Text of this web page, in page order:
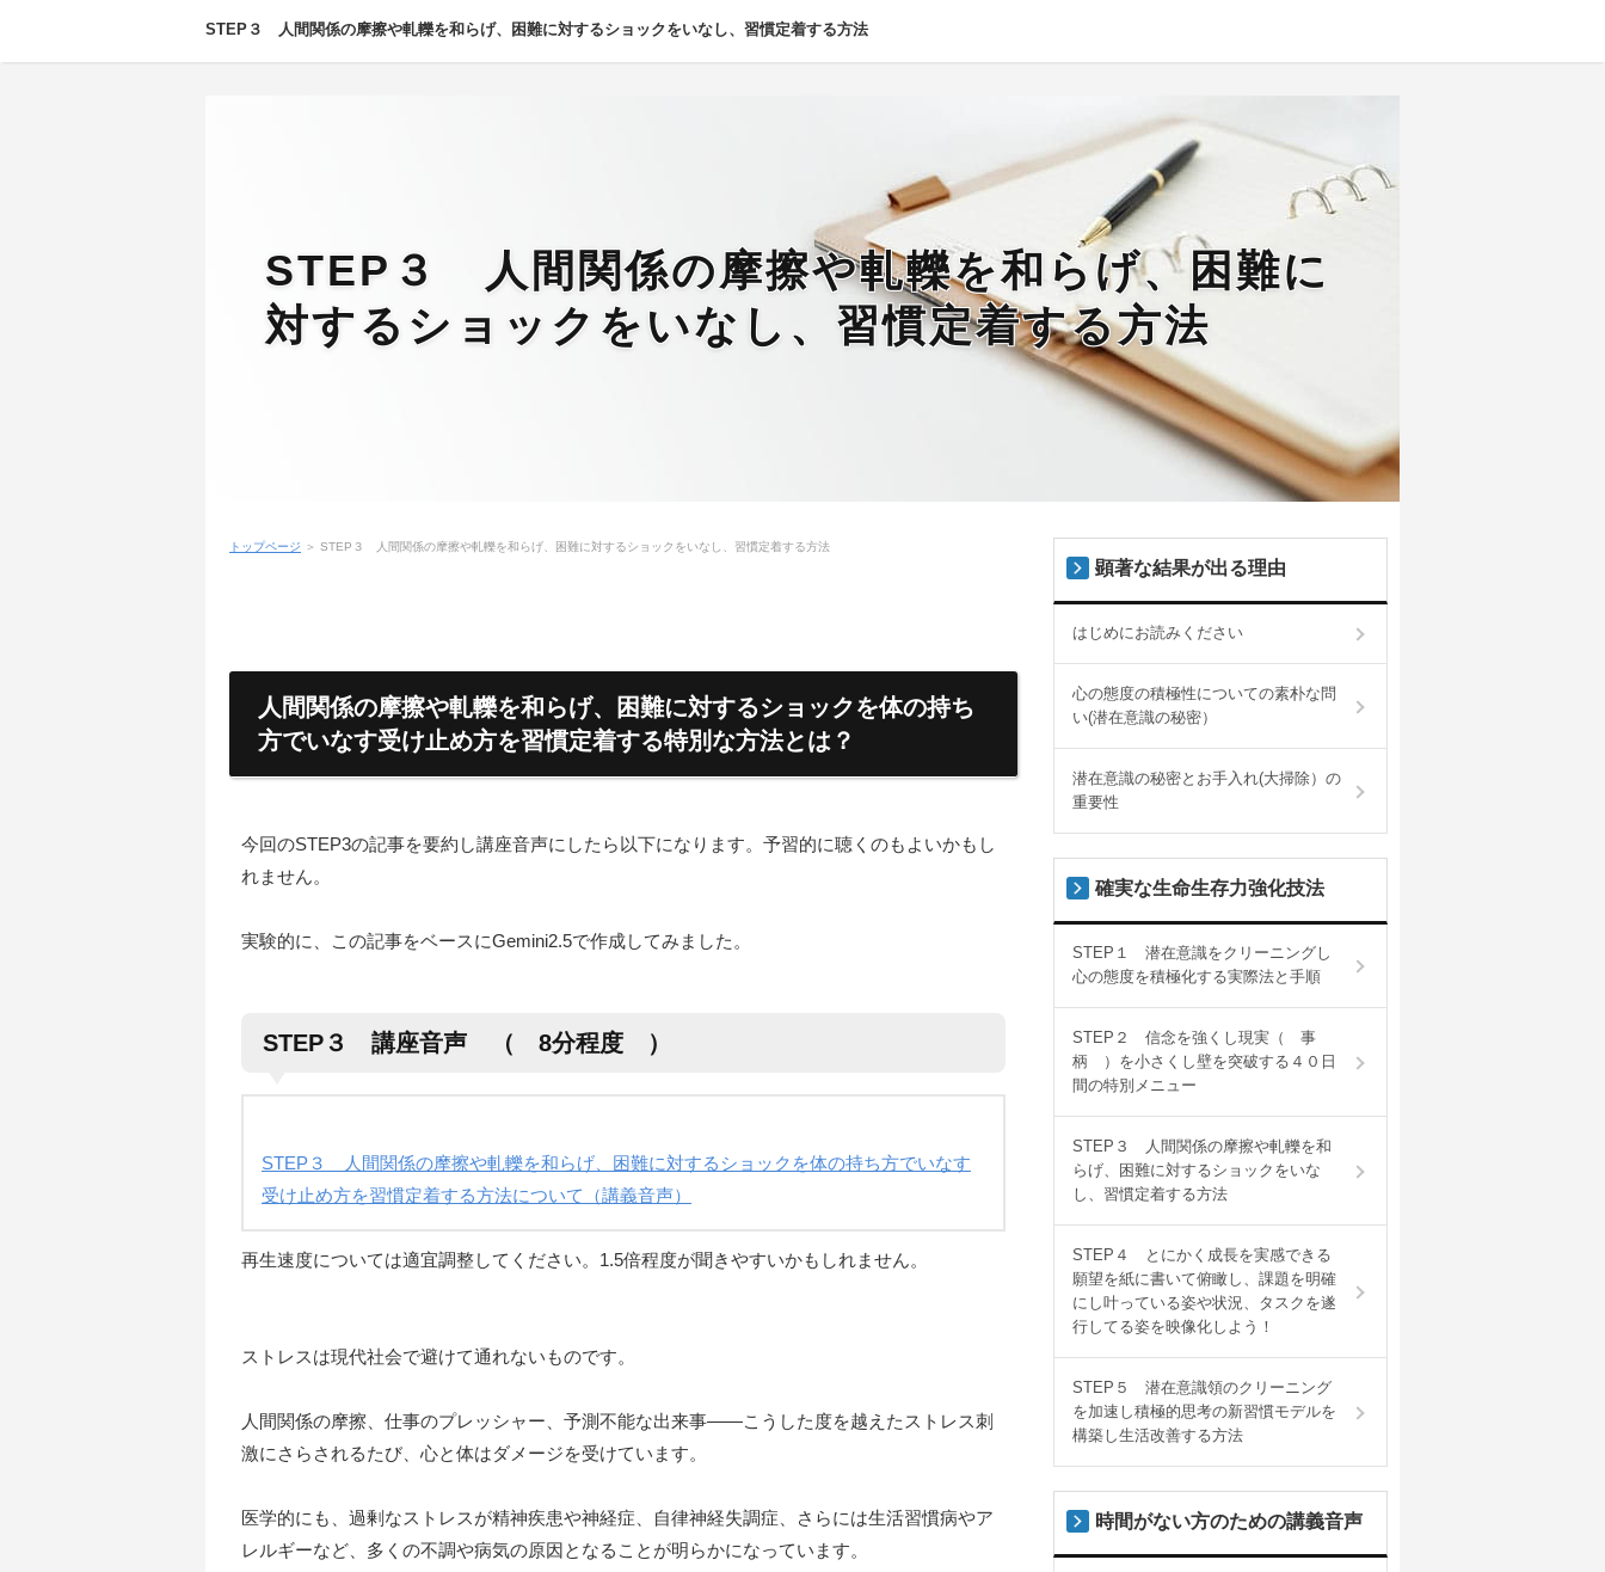
STEP３ 人間関係の摩擦や軋轢を和らげ、困難に対するショックをいなし、習慣定着する方法
STEP３ 人間関係の摩擦や軋轢を和らげ、困難に
対するショックをいなし、習慣定着する方法
トップページ ＞ STEP３ 人間関係の摩擦や軋轢を和らげ、困難に対するショックをいなし、習慣定着する方法
人間関係の摩擦や軋轢を和らげ、困難に対するショックを体の持ち
方でいなす受け止め方を習慣定着する特別な方法とは？
今回のSTEP3の記事を要約し講座音声にしたら以下になります。予習的に聴くのもよいかもし
れません。
実験的に、この記事をベースにGemini2.5で作成してみました。
STEP３ 講座音声 （ 8分程度 ）
STEP３ 人間関係の摩擦や軋轢を和らげ、困難に対するショックを体の持ち方でいなす
受け止め方を習慣定着する方法について（講義音声）
再生速度については適宜調整してください。1.5倍程度が聞きやすいかもしれません。
ストレスは現代社会で避けて通れないものです。
人間関係の摩擦、仕事のプレッシャー、予測不能な出来事――こうした度を越えたストレス刺
激にさらされるたび、心と体はダメージを受けています。
医学的にも、過剰なストレスが精神疾患や神経症、自律神経失調症、さらには生活習慣病やア
レルギーなど、多くの不調や病気の原因となることが明らかになっています。
顕著な結果が出る理由
はじめにお読みください
心の態度の積極性についての素朴な問
い(潜在意識の秘密）
潜在意識の秘密とお手入れ(大掃除）の
重要性
確実な生命生存力強化技法
STEP１ 潜在意識をクリーニングし
心の態度を積極化する実際法と手順
STEP２ 信念を強くし現実（ 事
柄 ）を小さくし壁を突破する４０日
間の特別メニュー
STEP３ 人間関係の摩擦や軋轢を和
らげ、困難に対するショックをいな
し、習慣定着する方法
STEP４ とにかく成長を実感できる
願望を紙に書いて俯瞰し、課題を明確
にし叶っている姿や状況、タスクを遂
行してる姿を映像化しよう！
STEP５ 潜在意識領のクリーニング
を加速し積極的思考の新習慣モデルを
構築し生活改善する方法
時間がない方のための講義音声